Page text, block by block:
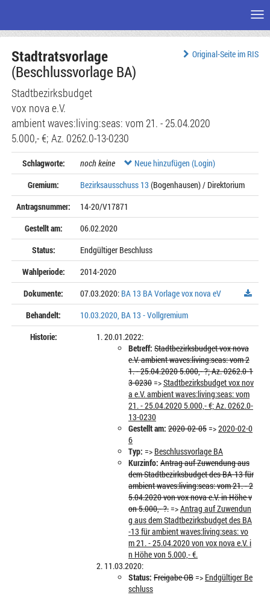
Seiteninhalt
Original-Seite im RIS
Stadtratsvorlage
(Beschlussvorlage BA)
Stadtbezirksbudget
vox nova e.V.
ambient waves:living:seas: vom 21. - 25.04.2020
5.000,- €; Az. 0262.0-13-0230
Schlagworte: noch keine
Neue hinzufügen (Login)
Gremium:
Bezirksausschuss 13 (Bogenhausen) / Direktorium
Antragsnummer:
14-20/V17871
Gestellt am:
06.02.2020
Status:
Endgültiger Beschluss
Wahlperiode:
2014-2020
Dokumente:
07.03.2020: BA 13 BA Vorlage vox nova eV
Behandelt:
10.03.2020, BA 13 - Vollgremium
Historie:
20.01.2022:
Betreff: Stadtbezirksbudget vox nova
e.V. ambient waves:living:seas: vom 2
1. - 25.04.2020 5.000,- ?; Az. 0262.0-1
3-0230=>Stadtbezirksbudget vox nov
a e.V. ambient waves:living:seas: vom
21. - 25.04.2020 5.000,- €; Az. 0262.0-
13-0230
Gestellt am: 2020-02-05=>2020-02-0
6
Typ: => Beschlussvorlage BA
Kurzinfo: Antrag auf Zuwendung aus
dem Stadtbezirksbudget des BA-13 für
ambient waves:living:seas: vom 21. - 2
5.04.2020 von vox nova e.V. in Höhe v
on 5.000,- ?.=>Antrag auf Zuwendun
g aus dem Stadtbezirksbudget des BA
-13 für ambient waves:living:seas: vo
m 21. - 25.04.2020 von vox nova e.V. i
n Höhe von 5.000,- €.
11.03.2020:
Status: Freigabe OB=> Endgültiger Be
schluss